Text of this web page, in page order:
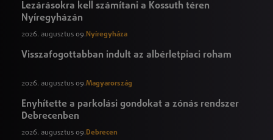
Lezárásokra kell számítani a Kossuth téren
Nyíregyházán
2026. augusztus 09. Nyíregyháza
Visszafogottabban indult az albérletpiaci roham
2026. augusztus 09.Magyarország
Enyhítette a parkolási gondokat a zónás rendszer
Debrecenben
2026. augusztus 09.Debrecen